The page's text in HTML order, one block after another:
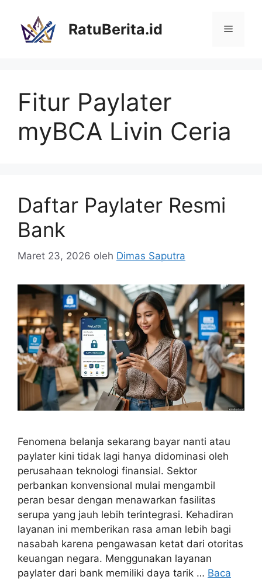
RatuBerita.id Menu
Fitur Paylater
myBCA Livin Ceria
Daftar Paylater Resmi
Bank
Maret 23, 2026 oleh Dimas Saputra
Fenomena belanja sekarang bayar nanti atau
paylater kini tidak lagi hanya didominasi oleh
perusahaan teknologi finansial. Sektor
perbankan konvensional mulai mengambil
peran besar dengan menawarkan fasilitas
serupa yang jauh lebih terintegrasi. Kehadiran
layanan ini memberikan rasa aman lebih bagi
nasabah karena pengawasan ketat dari otoritas
keuangan negara. Menggunakan layanan
paylater dari bank memiliki daya tarik … Baca